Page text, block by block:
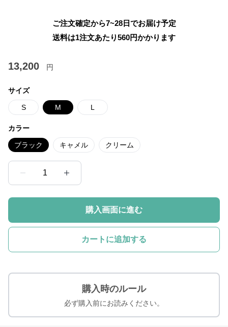
ご注文確定から7~28日でお届け予定
送料は1注文あたり560円かかります
13,200 円
サイズ
S M L
カラー
ブラック キャメル クリーム
1
購入画面に進む
カートに追加する
購入時のルール
必ず購入前にお読みください。